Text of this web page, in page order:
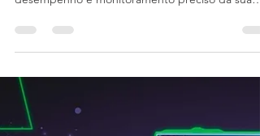
NSM e garanta visibilidade total dos logs, melhor